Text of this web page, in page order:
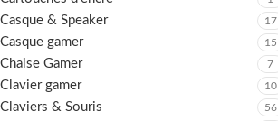
Casque & Speaker 17
Casque gamer 15
Chaise Gamer 7
Clavier gamer 10
Claviers & Souris 56